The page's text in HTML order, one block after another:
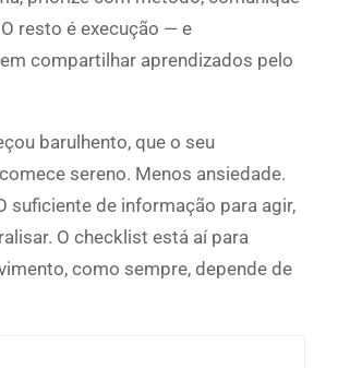
resto é execução — e
compartilhar aprendizados pelo
barulhento, que o seu
sereno. Menos ansiedade.
suficiente de informação para agir,
O checklist está aí para
como sempre, depende de